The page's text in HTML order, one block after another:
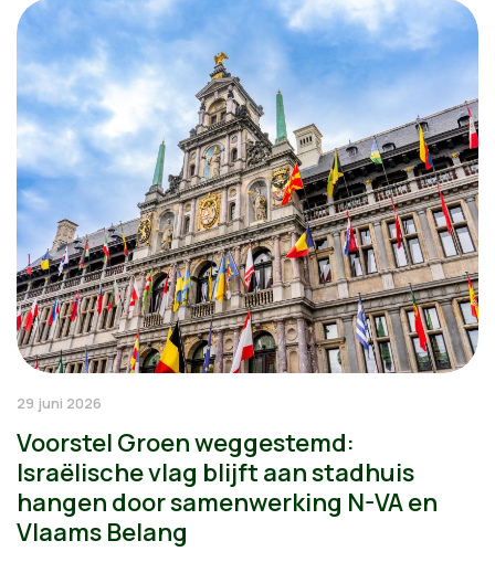
29 juni 2026
Voorstel Groen weggestemd:
Israëlische vlag blijft aan stadhuis
hangen door samenwerking N-VA en
Vlaams Belang